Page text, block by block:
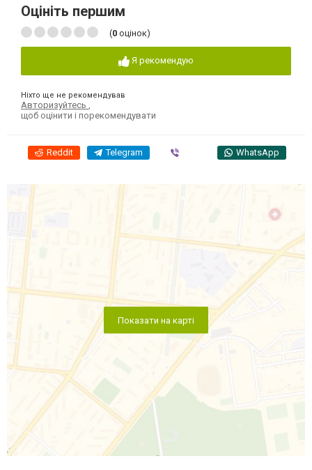
Оцініть першим
(0 оцінок)
Я рекомендую
Ніхто ще не рекомендував
Авторизуйтесь
щоб оцінити і порекомендувати
Reddit Telegram WhatsApp
Показати на карті